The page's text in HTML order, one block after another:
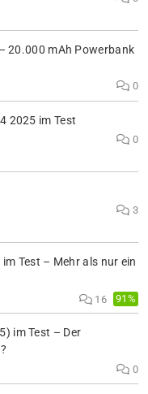
20.000 mAh Powerbank
0
2025 im Test
0
3
Test – Mehr als nur ein
16 91%
im Test – Der
0